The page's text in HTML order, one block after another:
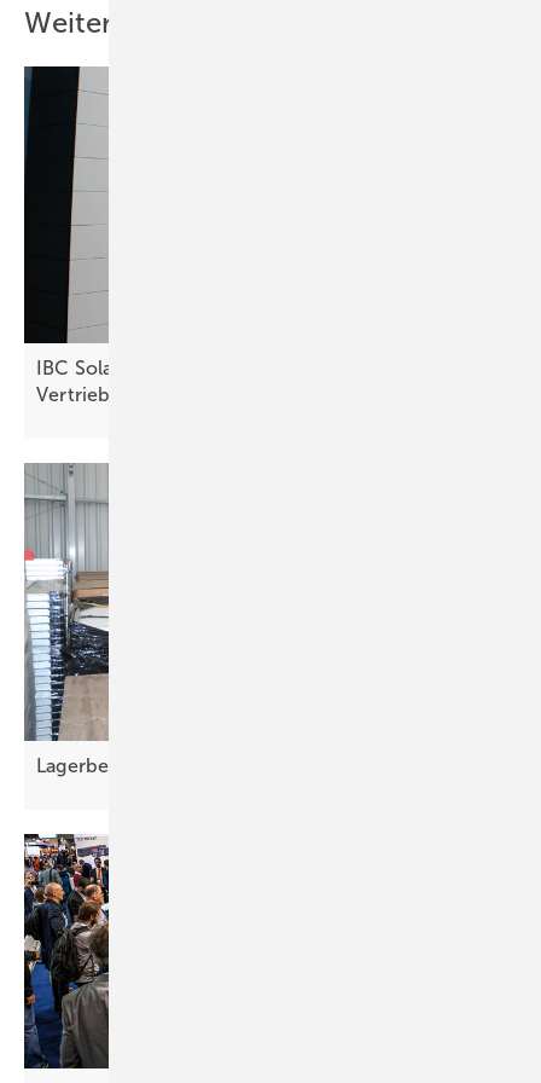
Sun Jar
Tischleuchte
19,90 Euro/29,95 Euro
Saure Gurken im Einmachglas kennt jeder, aber hier gibt es auch die
Sonne im eingeweckten Zustand. Das Licht ist im Glas sicher
verschlossen und strahlt bei Dunkelheit stark genug, um einen
gemütlichen Gartenabend zu erhellen. Die Solarzellen befinden sich
im Deckel und sind mit einem Akku verbunden, der sich auflädt, wenn
die Sonne direkt ins Glas scheint. Wird es dunkel, erstrahlt das Sun Jar
in Gelb, Blau oder Pink – je nach Modell. Ob beim Grillen oder beim
Chillen: Das Licht aus dem Einmachglas sorgt für eine warme,
angenehme Atmosphäre. Pro Glas ein wiederaufladbarer Akku im
Lieferumfang enthalten.
Lunartec
Regenbogen-Rose mit Farbwechsel
24,90 Euro
http://www.pearl.de
Bezaubernde Königin der Nacht
Weiße Rosen sind die Meister der schlichten Schönheit, der puren
Eleganz. Doch diese Gartendekoration hat ein faszinierendes
Weitere Inhalte
IBC Solar nimmt Speichersysteme von Fenecon in
Vertrieb
Lagerbestände bei Auftragsrückgang